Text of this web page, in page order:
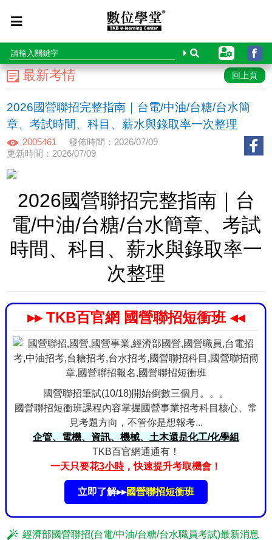
最新考情 回上頁
2026國營聯招完整指南｜台電/中油/台糖/台水簡
章、考試時間、科目、薪水與錄取率一次整理
2005461
發佈時間：2026/07/09
更新時間：2026/07/09
2026國營聯招完整指南｜台
電/中油/台糖/台水簡章、考試
時間、科目、薪水與錄取率一
次整理
▸▸ TKB百官網 國營聯招短衝班 ◂◂
國營聯招筆試(10/18)開始倒數三個月。。。
國營聯招短衝班課程內容掌握國營事業招考科目核心、常
見考題方向，不管你是想報考...
企管、電機、資訊、機械、土木還是化工/化學組
TKB百官網通通有！
一天只要花3小時，快速提升考取機會！
立即了解▸▸國營聯招短衝班
經濟部國營聯招(台電/中油/台糖/台水職員考試)最新消息